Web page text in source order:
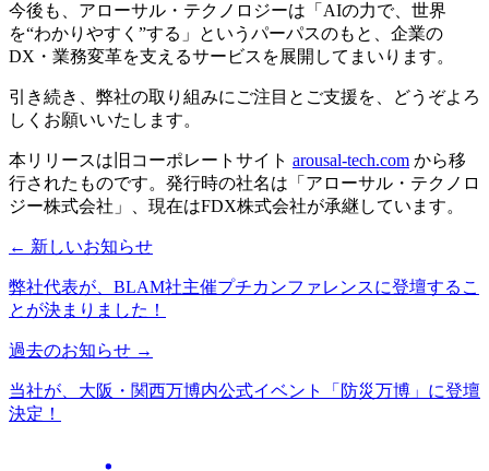
今後も、アローサル・テクノロジーは「AIの力で、世界
を“わかりやすく”する」というパーパスのもと、企業の
DX・業務変革を支えるサービスを展開してまいります。
引き続き、弊社の取り組みにご注目とご支援を、どうぞよろ
しくお願いいたします。
本リリースは旧コーポレートサイト arousal-tech.com から移
行されたものです。発行時の社名は「アローサル・テクノロ
ジー株式会社」、現在はFDX株式会社が承継しています。
← 新しいお知らせ
弊社代表が、BLAM社主催プチカンファレンスに登壇するこ
とが決まりました！
過去のお知らせ →
当社が、大阪・関西万博内公式イベント「防災万博」に登壇
決定！